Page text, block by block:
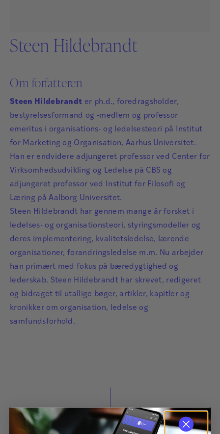
Steen Hildebrandt
Om forfatteren
Steen Hildebrandt er ph.d., foredragsholder,
bestyrelsesformand og -medlem og professor
emeritus i organisations- og ledelsesteori på Institut
for Marketing og Organisation, Aarhus Universitet.
Han er endvidere adjungeret professor ved Center for
Virksomhedsudvikling og Ledelse på CBS og
adjungeret professor ved Institut for Filosofi og
Læring på Aalborg Universitet.
Steen Hildebrandt har gennem mange år forsket i
ledelses- og organisationsteori, styringsmodeller og
deres implementering, kvalitetsledelse, lærende
organisationer, forandringsledelse m.m. Nu arbejder
han primært med fokus på bæredygtighed og
lederskab. Steen Hildebrandt har skrevet, redigeret
og bidraget til utallige bøger, artikler, kapitler og
kronikker om organisation, ledelse og
samfundsforhold.
Bliv forfatter